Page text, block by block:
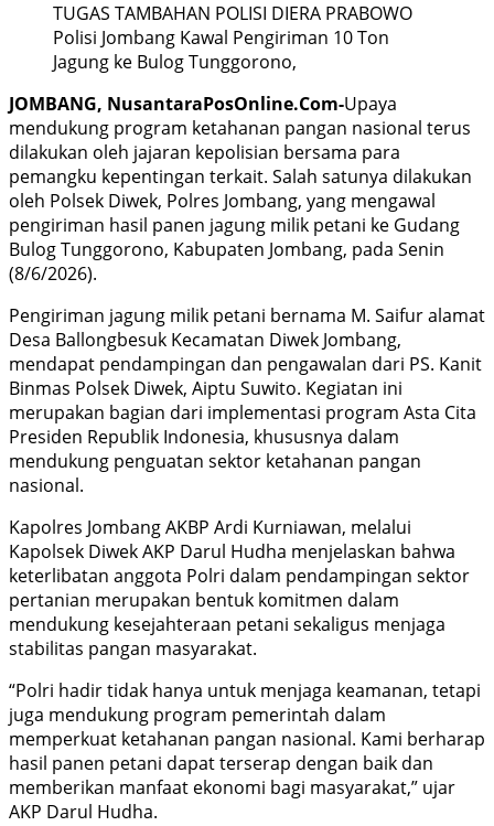
TUGAS TAMBAHAN POLISI DIERA PRABOWO
Polisi Jombang Kawal Pengiriman 10 Ton
Jagung ke Bulog Tunggorono,
JOMBANG, NusantaraPosOnline.Com-Upaya
mendukung program ketahanan pangan nasional terus
dilakukan oleh jajaran kepolisian bersama para
pemangku kepentingan terkait. Salah satunya dilakukan
oleh Polsek Diwek, Polres Jombang, yang mengawal
pengiriman hasil panen jagung milik petani ke Gudang
Bulog Tunggorono, Kabupaten Jombang, pada Senin
(8/6/2026).
Pengiriman jagung milik petani bernama M. Saifur alamat
Desa Ballongbesuk Kecamatan Diwek Jombang,
mendapat pendampingan dan pengawalan dari PS. Kanit
Binmas Polsek Diwek, Aiptu Suwito. Kegiatan ini
merupakan bagian dari implementasi program Asta Cita
Presiden Republik Indonesia, khususnya dalam
mendukung penguatan sektor ketahanan pangan
nasional.
Kapolres Jombang AKBP Ardi Kurniawan, melalui
Kapolsek Diwek AKP Darul Hudha menjelaskan bahwa
keterlibatan anggota Polri dalam pendampingan sektor
pertanian merupakan bentuk komitmen dalam
mendukung kesejahteraan petani sekaligus menjaga
stabilitas pangan masyarakat.
“Polri hadir tidak hanya untuk menjaga keamanan, tetapi
juga mendukung program pemerintah dalam
memperkuat ketahanan pangan nasional. Kami berharap
hasil panen petani dapat terserap dengan baik dan
memberikan manfaat ekonomi bagi masyarakat,” ujar
AKP Darul Hudha.